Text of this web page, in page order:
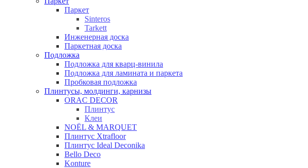
Паркет
Sinteros
Tarkett
Инженерная доска
Паркетная доска
Подложка
Подложка для кварц-винила
Подложка для ламината и паркета
Пробковая подложка
Плинтусы, молдинги, карнизы
ORAC DECOR
Плинтус
Клеи
NOЁL & MARQUET
Плинтус Xtrafloor
Плинтус Ideal Deconika
Bello Deco
Konture